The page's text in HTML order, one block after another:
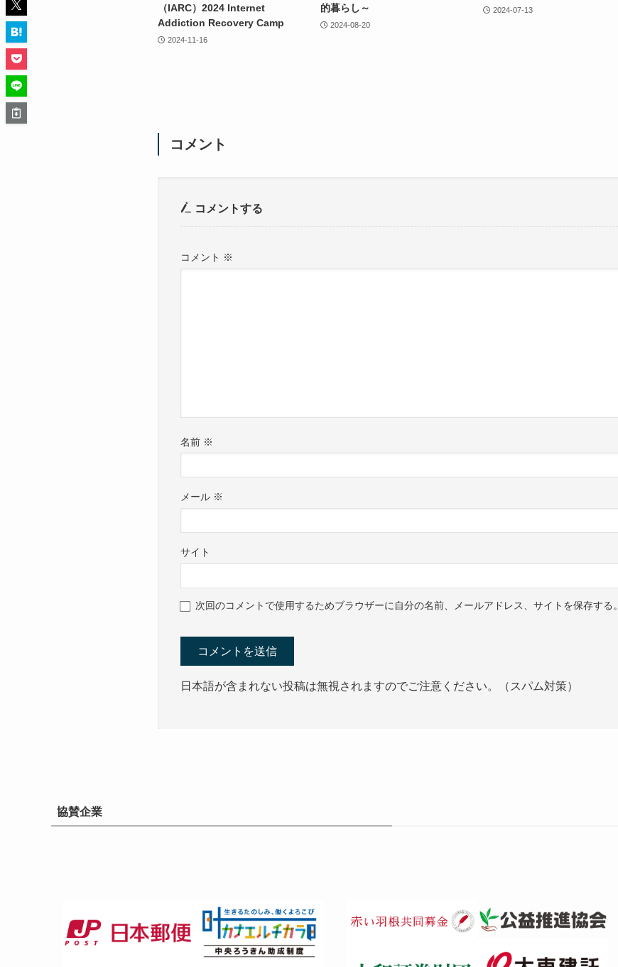
（IARC）2024 Internet
Addiction Recovery Camp
2024-11-16
的暮らし～
2024-08-20
2024-07-13
コメント
コメントする
コメント ※
名前 ※
メール ※
サイト
次回のコメントで使用するためブラウザーに自分の名前、メールアドレス、サイトを保存する。
日本語が含まれない投稿は無視されますのでご注意ください。（スパム対策）
協賛企業